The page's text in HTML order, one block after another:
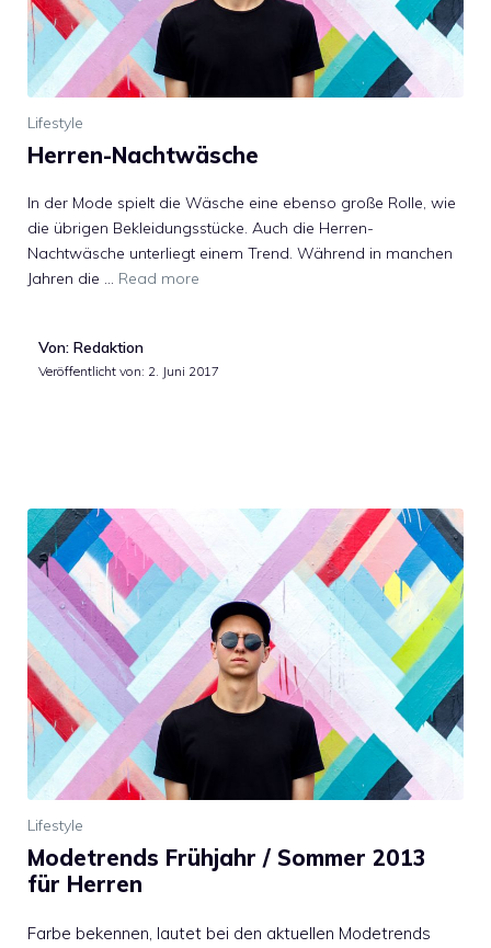
Lifestyle
Herren-Nachtwäsche
In der Mode spielt die Wäsche eine ebenso große Rolle, wie
die übrigen Bekleidungsstücke. Auch die Herren-
Nachtwäsche unterliegt einem Trend. Während in manchen
Jahren die … Read more
Von: Redaktion
Veröffentlicht von: 2. Juni 2017
Lifestyle
Modetrends Frühjahr / Sommer 2013
für Herren
Farbe bekennen, lautet bei den aktuellen Modetrends